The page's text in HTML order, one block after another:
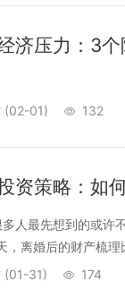
济压力：3
(02-01) 132
资策略：如
人最先想到的或许
，离婚后的财产梳
(01-31) 174